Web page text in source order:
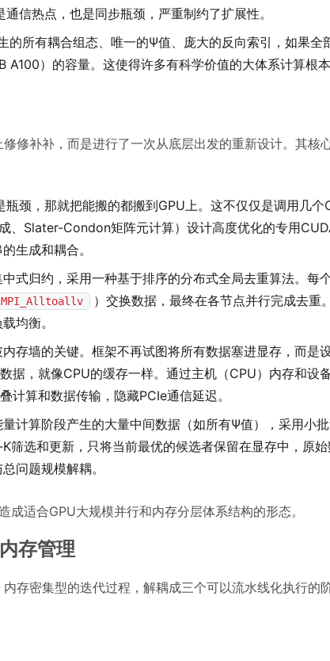
信热点，也是同步瓶颈，严重制约了扩展性。
的所有耦合组态、唯一的Ψ值、庞大的反向索引，如果全
）的容量。这使得许多有科学价值的大体系计算根本
修补补，而是进行了一次从底层出发的重新设计。其核
瓶颈，那就把能搬的都搬到GPU上。这不仅仅是调用几
、Slater-Condon矩阵元计算）设计高度优化的专用
生成和耦合。
中式归约，采用一种基于排序的分布式全局去重算法。每
MPI_Alltoallv
）交换数据，最终在各节点并行完成去重
均衡。
存墙的关键。框架不再试图将所有数据塞进显存，而是
据，就像CPU的缓存一样。通过主机（CPU）内存和设
计算和数据传输，隐藏PCIe通信延迟。
计算阶段产生的大量中间数据（如所有Ψ值），采用小
选和更新，只将当前最优的候选者保留在显存中，原
问题规模解耦。
适合GPU大规模并行和内存分层体系结构的形态。
存管理
存密集型的迭代过程，解耦成三个可以流水线化执行的